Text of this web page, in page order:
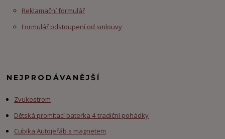
Reklamační formulář
Formulář odstoupení od smlouvy
NEJPRODÁVANĚJŠÍ
Zvukostrom
Dětská promítací baterka 4 tradiční pohádky
Cubika Autojeřáb s magnetem